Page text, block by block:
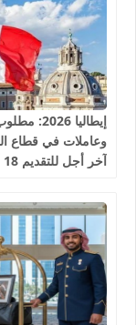
إيطاليا
وعاملات في قطاع